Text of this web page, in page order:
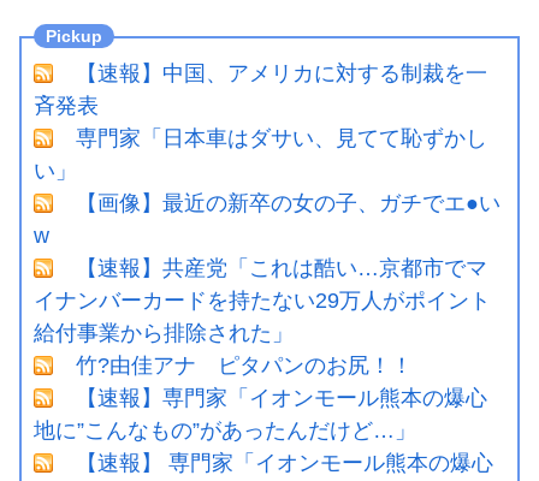
【速報】中国、アメリカに対する制裁を一
斉発表
専門家「日本車はダサい、見てて恥ずかし
い」
【画像】最近の新卒の女の子、ガチでエ●い
w
【速報】共産党「これは酷い…京都市でマ
イナンバーカードを持たない29万人がポイント
給付事業から排除された」
竹?由佳アナ ピタパンのお尻！！
【速報】専門家「イオンモール熊本の爆心
地に”こんなもの”があったんだけど…」
【速報】 専門家「イオンモール熊本の爆心